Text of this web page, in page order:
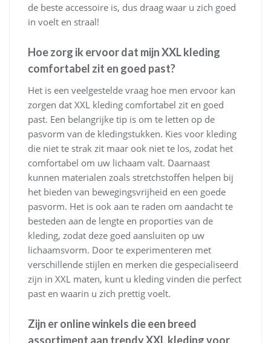
de beste accessoire is, dus draag waar u zich goed
in voelt en straal!
Hoe zorg ik ervoor dat mijn XXL kleding
comfortabel zit en goed past?
Het is een veelgestelde vraag hoe men ervoor kan
zorgen dat XXL kleding comfortabel zit en goed
past. Een belangrijke tip is om te letten op de
pasvorm van de kledingstukken. Kies voor kleding
die niet te strak zit maar ook niet te los, zodat het
comfortabel om uw lichaam valt. Daarnaast
kunnen materialen zoals stretchstoffen helpen bij
het bieden van bewegingsvrijheid en een goede
pasvorm. Het is ook aan te raden om aandacht te
besteden aan de lengte en proporties van de
kleding, zodat deze goed aansluiten op uw
lichaamsvorm. Door te experimenteren met
verschillende stijlen en merken die gespecialiseerd
zijn in XXL maten, kunt u kleding vinden die perfect
past en waarin u zich prettig voelt.
Zijn er online winkels die een breed
assortiment aan trendy XXL kleding voor